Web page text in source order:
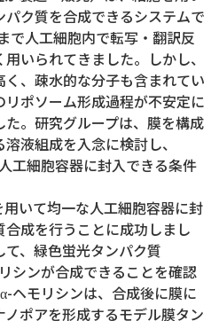
ク質を合成できるシステムで
で人工細胞内で転写・翻訳反
いられてきました。しかし、
、疎水的な分子も含まれてい
ポソーム形成過程が不安定に
。研究グループは、膜を構成
液組成を入念に検討し、
工細胞容器に封入できる条件
いて均一な人工細胞容器に封
成を行うことに成功しまし
、緑色蛍光タンパク質
シンが合成できることを確認
ヘモリシンは、合成後に膜に
ポアを形成するモデル膜タン